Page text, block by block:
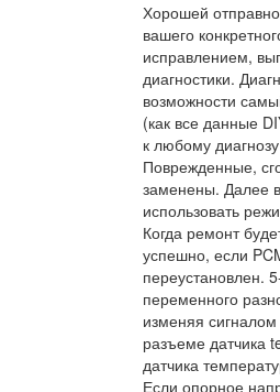
Хорошей
вашего
исправлением,
диагностики.
возможности
(как все данные
к любому
Поврежденные,
заменены. Далее
использовать
Когда ремонт
успешно, если
переустановлен.
переменного
изменяя
разъеме датчика
датчика
Если опорное